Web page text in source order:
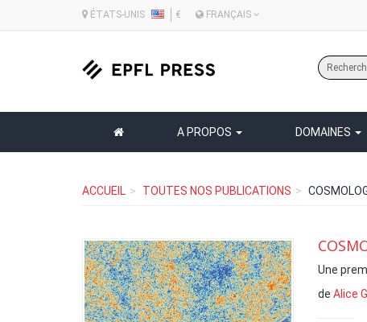
ÉTATS-UNIS € FRANÇAIS
A PROPOS DOMAINES
ACCUEIL TOUTES NOS PUBLICATIONS
Une
de Alice